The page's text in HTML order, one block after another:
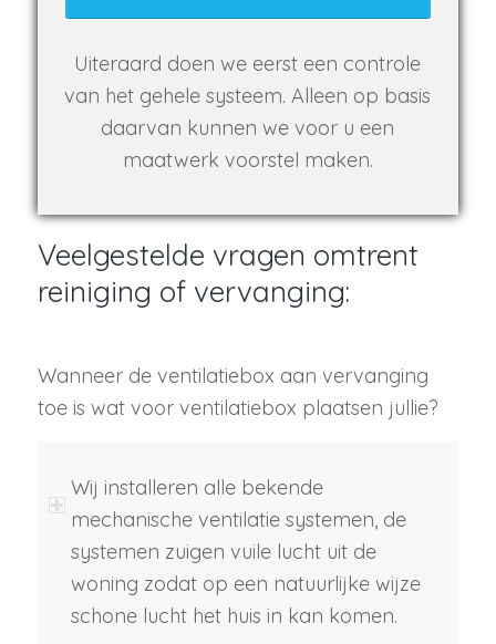
Uiteraard doen we eerst een controle
van het gehele systeem. Alleen op basis
daarvan kunnen we voor u een
maatwerk voorstel maken.
Veelgestelde vragen omtrent
reiniging of vervanging:
Wanneer de ventilatiebox aan vervanging
toe is wat voor ventilatiebox plaatsen jullie?
Wij installeren alle bekende
mechanische ventilatie systemen, de
systemen zuigen vuile lucht uit de
woning zodat op een natuurlijke wijze
schone lucht het huis in kan komen.